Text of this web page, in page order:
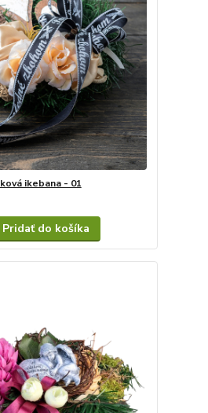
ikebana - 01
Pridať do košíka